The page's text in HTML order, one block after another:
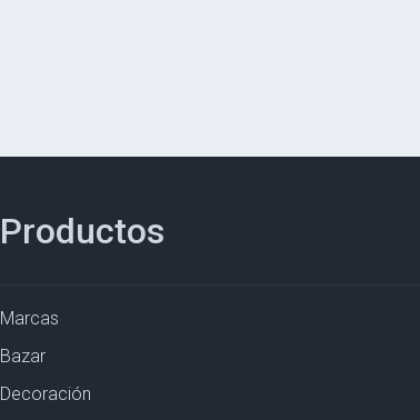
Productos
Marcas
Bazar
Decoración